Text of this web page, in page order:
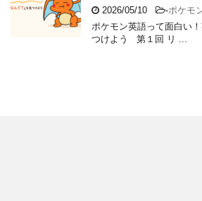
2026/05/10 -ポケモ
ポケモン英語って面白い
つけよう 第１回 リ ...